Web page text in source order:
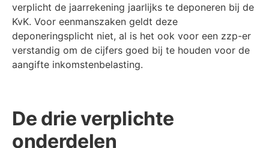
verplicht de jaarrekening jaarlijks te deponeren bij de
KvK. Voor eenmanszaken geldt deze
deponeringsplicht niet, al is het ook voor een zzp-er
verstandig om de cijfers goed bij te houden voor de
aangifte inkomstenbelasting.
De drie verplichte
onderdelen